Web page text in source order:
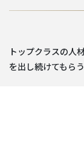
トップクラスの人
を出し続けてもら